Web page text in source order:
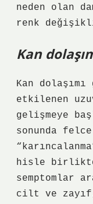
neden olan
renk
Kan
Kan
etkilenen
gelişmeye
sonunda
hisle
semptomlar
cilt ve